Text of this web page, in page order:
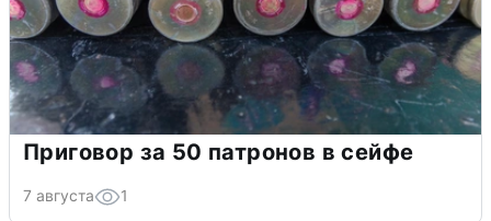
Приговор за 50 патронов в сейфе
7 августа 1